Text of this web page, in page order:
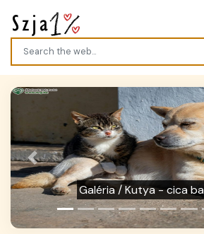
Cikkek / Nyári tippek
cicaodúhoz – így
kedvenceinket a
Previous